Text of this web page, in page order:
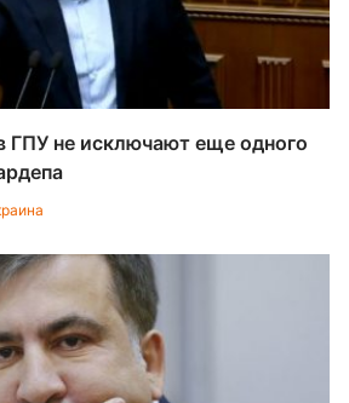
ГПУ не исключают еще одного